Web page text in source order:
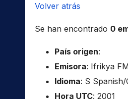
Volver atrás
Se han encontrado 0
País origen:
Emisora: Ifrikya
Idioma: S
Hora UTC: 2001